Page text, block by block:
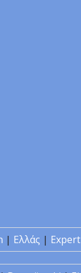
| Ελλάς | Expert